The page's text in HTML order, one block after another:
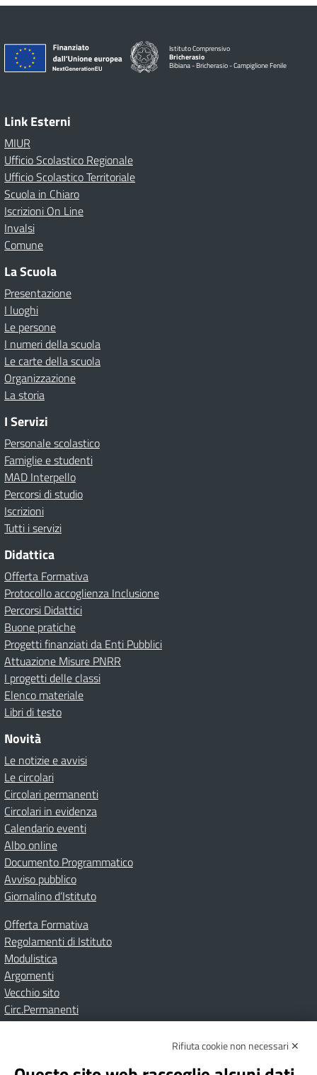
Istituto Comprensivo
Bricherasio
Bibiana - Bricherasio - Campiglione Fenile
Link Esterni
MIUR
Ufficio Scolastico Regionale
Ufficio Scolastico Territoriale
Scuola in Chiaro
Iscrizioni On Line
Invalsi
Comune
La Scuola
Presentazione
I luoghi
Le persone
I numeri della scuola
Le carte della scuola
Organizzazione
La storia
I Servizi
Personale scolastico
Famiglie e studenti
MAD Interpello
Percorsi di studio
Iscrizioni
Tutti i servizi
Didattica
Offerta Formativa
Protocollo accoglienza Inclusione
Percorsi Didattici
Buone pratiche
Progetti finanziati da Enti Pubblici
Attuazione Misure PNRR
I progetti delle classi
Elenco materiale
Libri di testo
Novità
Le notizie e avvisi
Le circolari
Circolari permanenti
Circolari in evidenza
Calendario eventi
Albo online
Documento Programmatico
Avviso pubblico
Giornalino d’Istituto
Offerta Formativa
Regolamenti di Istituto
Modulistica
Argomenti
Vecchio sito
Circ.Permanenti
Albo onlinePrivacy Policy
Dichiarazione di accessibilità
Note Legali
Rifiuta cookie non necessari ✕